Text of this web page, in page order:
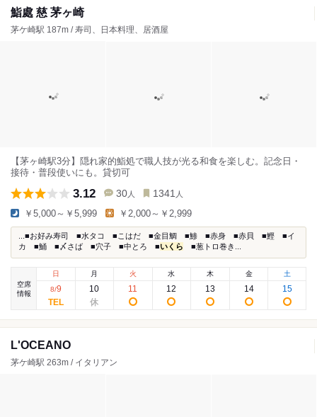
鮨處 慈 茅ヶ崎
茅ケ崎駅 187m / 寿司、日本料理、居酒屋
【茅ヶ崎駅3分】隠れ家的鮨処で職人技が光る和食を楽しむ。記念日・
接待・普段使いにも。貸切可
3.12 30 人 1341 人
￥5,000～￥5,999 ￥2,000～￥2,999
...■お好み寿司 ■水タコ ■こはだ ■金目鯛 ■鯵 ■赤身 ■赤貝 ■鰹 ■イ
カ ■鯒 ■〆さば ■穴子 ■中とろ ■いくら ■葱トロ巻き...
空席
情報
日
8/9
月
10
火
11
水
12
木
13
金
14
土
15
L'OCEANO
茅ケ崎駅 263m / イタリアン